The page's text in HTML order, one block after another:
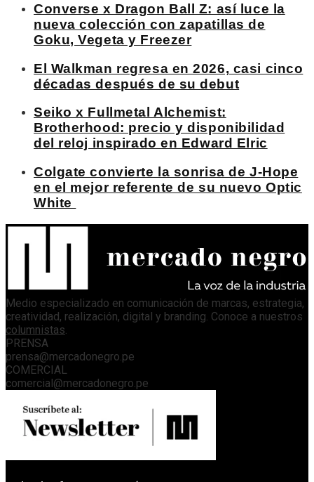
Converse x Dragon Ball Z: así luce la
nueva colección con zapatillas de
Goku, Vegeta y Freezer
El Walkman regresa en 2026, casi cinco
décadas después de su debut
Seiko x Fullmetal Alchemist:
Brotherhood: precio y disponibilidad
del reloj inspirado en Edward Elric
Colgate convierte la sonrisa de J-Hope
en el mejor referente de su nuevo Optic
White
Medio especializado en comunicación de marcas, estrategia,
creatividad, realización, digital y branding. Conoce a nuestros
columnistas.
PRENSA
prensa@mercadonegro.pe
COMERCIAL
comercial@mercadonegro.pe